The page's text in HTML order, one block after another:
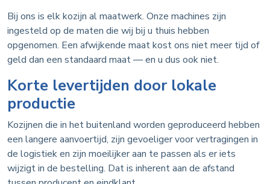
Bij ons is elk kozijn al maatwerk. Onze machines zijn
ingesteld op de maten die wij bij u thuis hebben
opgenomen. Een afwijkende maat kost ons niet meer tijd of
geld dan een standaard maat — en u dus ook niet.
Korte levertijden door lokale
productie
Kozijnen die in het buitenland worden geproduceerd hebben
een langere aanvoertijd, zijn gevoeliger voor vertragingen in
de logistiek en zijn moeilijker aan te passen als er iets
wijzigt in de bestelling. Dat is inherent aan de afstand